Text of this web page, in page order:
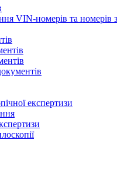
VIN-номерів та номерів
експертизи